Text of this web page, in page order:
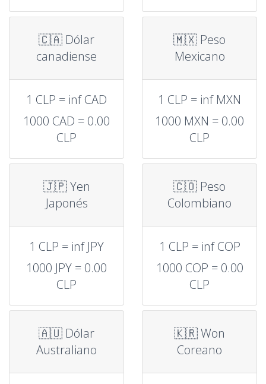
🇨🇦 Dólar
canadiense
1 CLP = inf CAD
1000 CAD = 0.00
CLP
🇲🇽 Peso
Mexicano
1 CLP = inf MXN
1000 MXN = 0.00
CLP
🇯🇵 Yen
Japonés
1 CLP = inf JPY
1000 JPY = 0.00
CLP
🇨🇴 Peso
Colombiano
1 CLP = inf COP
1000 COP = 0.00
CLP
🇦🇺 Dólar
Australiano
🇰🇷 Won
Coreano